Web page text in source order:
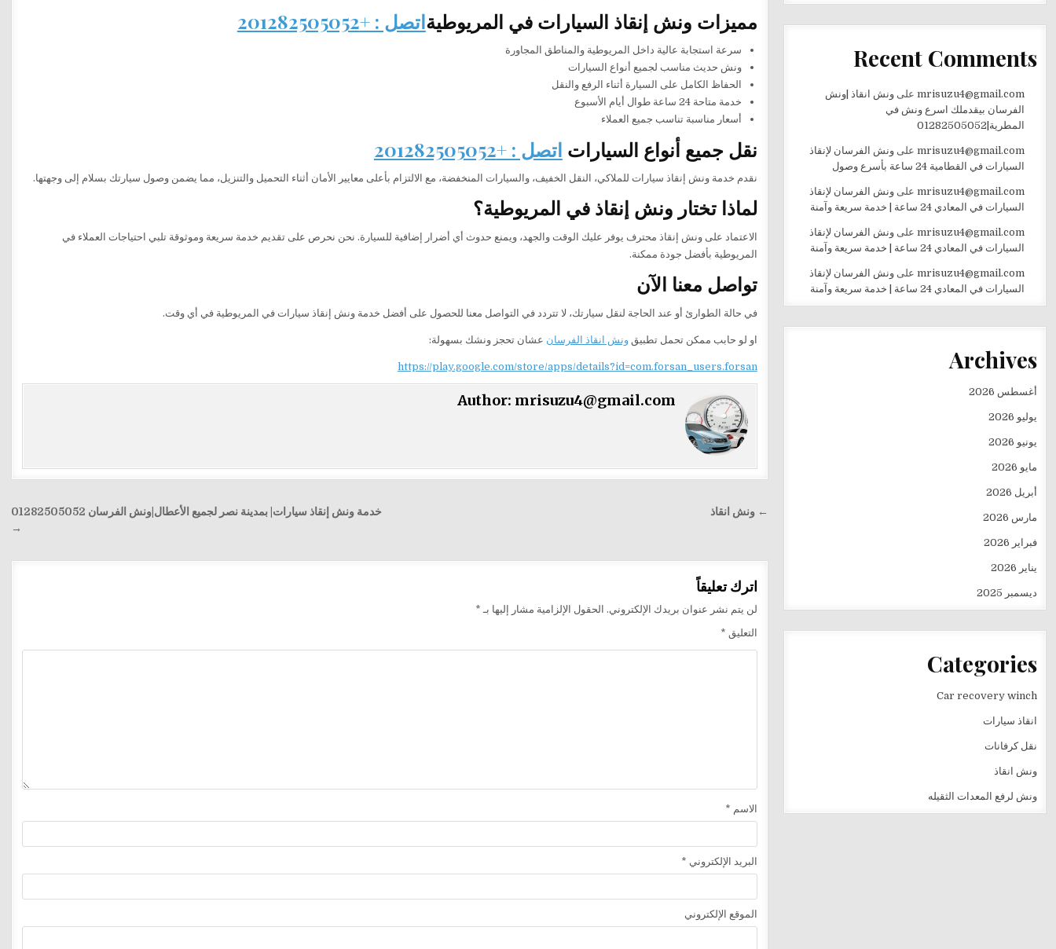
مميزات ونش إنقاذ السيارات في المريوطيةاتصل : +201282505052
سرعة استجابة عالية داخل المريوطية والمناطق المجاورة
ونش حديث مناسب لجميع أنواع السيارات
الحفاظ الكامل على السيارة أثناء الرفع والنقل
خدمة متاحة 24 ساعة طوال أيام الأسبوع
أسعار مناسبة تناسب جميع العملاء
نقل جميع أنواع السيارات اتصل : +201282505052
نقدم خدمة ونش إنقاذ سيارات للملاكي، النقل الخفيف، والسيارات المنخفضة، مع الالتزام بأعلى معايير الأمان أثناء التحميل والتنزيل، مما يضمن وصول سيارتك بسلام إلى وجهتها.
لماذا تختار ونش إنقاذ في المريوطية؟
الاعتماد على ونش إنقاذ محترف يوفر عليك الوقت والجهد، ويمنع حدوث أي أضرار إضافية للسيارة. نحن نحرص على تقديم خدمة سريعة وموثوقة تلبي احتياجات العملاء في
المريوطية بأفضل جودة ممكنة.
تواصل معنا الآن
في حالة الطوارئ أو عند الحاجة لنقل سيارتك، لا تتردد في التواصل معنا للحصول على أفضل خدمة ونش إنقاذ سيارات في المريوطية في أي وقت.
او لو حابب ممكن تحمل تطبيقونش انقاذ الفرسان عشان تحجز ونشك بسهولة:
https://play.google.com/store/apps/details?id=com.forsan_users.forsan
Author: mrisuzu4@gmail.com
تصفّح
خدمة ونش إنقاذ سيارات| بمدينة نصر لجميع الأعطال|ونش الفرسان 01282505052
→
← ونش انقاذ
اترك تعليقاً
لن يتم نشر عنوان بريدك الإلكتروني. الحقول الإلزامية مشار إليها بـ *
التعليق *
الاسم *
البريد الإلكتروني *
الموقع الإلكتروني
Recent Comments
mrisuzu4@gmail.comعلى ونش انقاذ |ونش
الفرسان بيقدملك اسرع ونش في
المطرية|01282505052
mrisuzu4@gmail.comعلى ونش الفرسان لإنقاذ
السيارات في القطامية 24 ساعة بأسرع وصول
mrisuzu4@gmail.comعلى ونش الفرسان لإنقاذ
السيارات في المعادي 24 ساعة | خدمة سريعة وآمنة
mrisuzu4@gmail.comعلى ونش الفرسان لإنقاذ
السيارات في المعادي 24 ساعة | خدمة سريعة وآمنة
mrisuzu4@gmail.comعلى ونش الفرسان لإنقاذ
السيارات في المعادي 24 ساعة | خدمة سريعة وآمنة
Archives
أغسطس 2026
يوليو 2026
يونيو 2026
مايو 2026
أبريل 2026
مارس 2026
فبراير 2026
يناير 2026
ديسمبر 2025
Categories
Car recovery winch
انقاذ سيارات
نقل كرفانات
ونش انقاذ
ونش لرفع المعدات الثقيله